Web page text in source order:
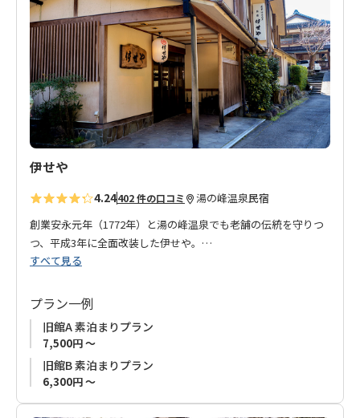
入
り
に
追
加
伊せや
4.24402 件の口コミ 湯の峰温泉民宿
創業安永元年（1772年）と湯の峰温泉でも老舗の伝統を守りつ
つ、平成3年に全面改装した伊せや。
全国の温泉を知り尽くしたオーナーは、1日中最高のお湯を保つ
立つお湯、ふわりと漂う硫黄の香り。オーナー自慢のお湯は、
どんな時も程よい温度で心地よくじんわりと滲みわたり、あな
たの体を優しく包み込んでくれます。
当旅館では過剰なサービスは一切ありません。
お客様には、日常を離れ肩の力を抜いて、ただただのんびりし
すべて見る
プラン一例
旧館A 素泊まりプラン
7,500円 ～
旧館B 素泊まりプラン
6,300円 ～